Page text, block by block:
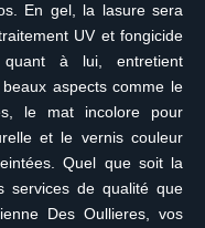
En gel, la lasure sera
UV et fongicide
à lui, entretient
aspects comme le
le mat incolore pour
et le vernis couleur
Quel que soit la
services de qualité que
Des Oullieres, vos